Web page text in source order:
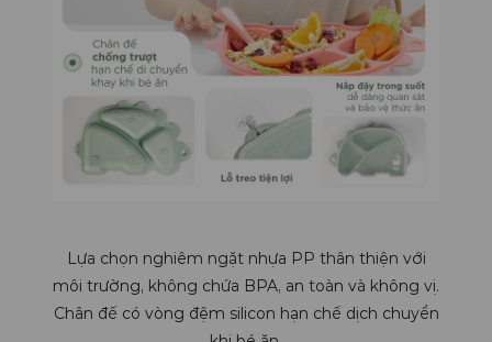
Lựa chọn nghiêm ngặt nhựa PP thân thiện với
môi trường, không chứa BPA, an toàn và không vị.
Chân đế có vòng đệm silicon hạn chế dịch chuyển